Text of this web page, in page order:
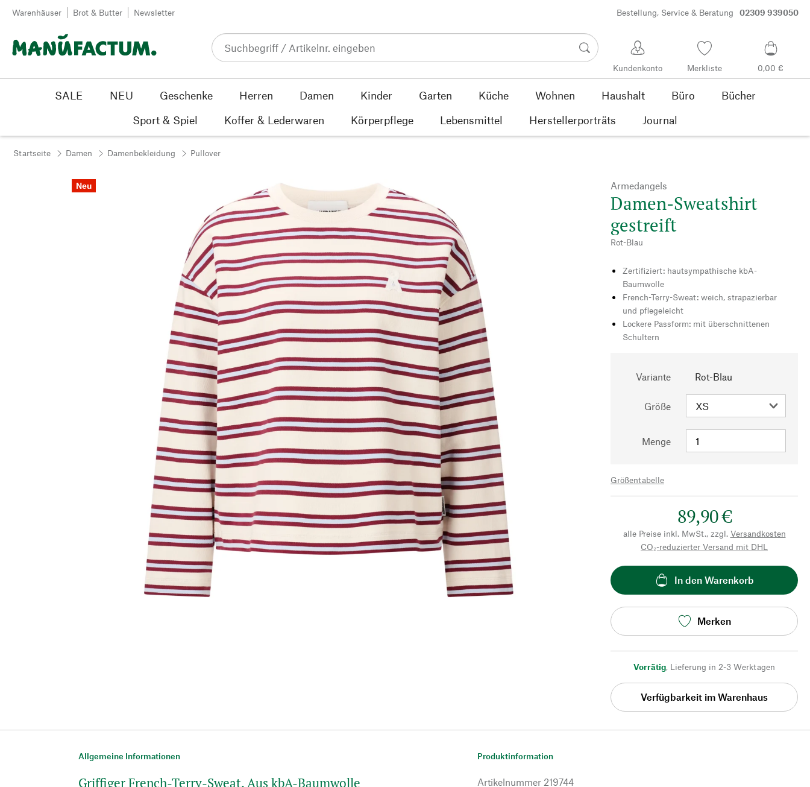
Zum Inhalt springen
Warenhäuser Brot & Butter Newsletter Bestellung, Service & Beratung 02309 939050
Kundenkonto Merkliste 0,00 €
SALE NEU Geschenke Herren Damen Kinder Garten Küche Wohnen Haushalt Büro
Bücher
Sport & Spiel
Koffer & Lederwaren Körperpflege Lebensmittel Herstellerporträts Journal
Startseite Damen Damenbekleidung Pullover
Neu Armedangels
Damen-Sweatshirt
gestreift
Rot-Blau
Zertifiziert: hautsympathische kbA-
Baumwolle
French-Terry-Sweat: weich, strapazierbar
und pflegeleicht
Lockere Passform: mit überschnittenen
Schultern
Variante Rot-Blau
Größe
Menge
Größentabelle
89,90 €
alle Preise inkl. MwSt., zzgl. Versandkosten
CO₂-reduzierter Versand mit DHL
In den Warenkorb
Merken
Vorrätig, Lieferung in 2-3 Werktagen
Verfügbarkeit im Warenhaus
Allgemeine Informationen
Griffiger French-Terry-Sweat. Aus kbA-Baumwolle
Produktinformation
Artikelnummer 219744